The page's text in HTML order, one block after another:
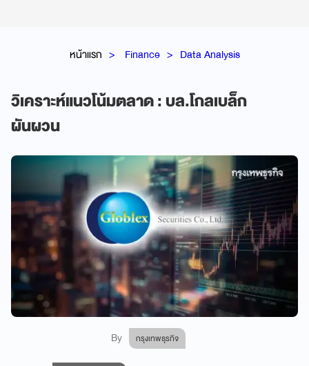
หน้าแรก Finance Data Analysis
วิเคราะห์แนวโน้มตลาด : บล.โกลเบล็ก
ผันผวน
By กรุงเทพธุรกิจ